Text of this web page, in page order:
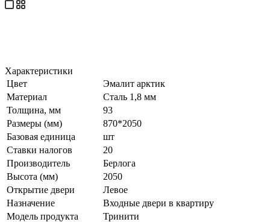
Характеристики
Цвет
Эмалит арктик
Материал
Сталь 1,8 мм
Толщина, мм
93
Размеры (мм)
870*2050
Базовая единица
шт
Ставки налогов
20
Производитель
Берлога
Высота (мм)
2050
Открытие двери
Левое
Назначение
Входные двери в квартиру
Модель продукта
Тринити